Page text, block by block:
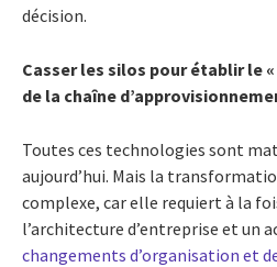
décision.
Casser les silos pour établir le
de la chaîne
Toutes ces technologies sont
aujourd’hui. Mais la
complexe, car elle requiert à la
l’architecture d’entreprise et un
changements d’organisation et